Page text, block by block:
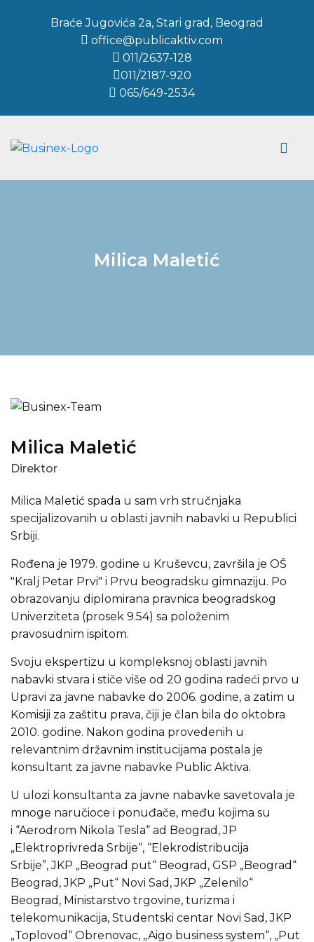
Braće Jugovića 2a, Stari grad, Beograd
office@publicaktiv.com
011/2637-128
011/2187-920
065/649-2534
Milica Maletić
Milica Maletić
Direktor
Milica Maletić spada u sam vrh stručnjaka
specijalizovanih u oblasti javnih nabavki u Republici
Srbiji.
Rođena je 1979. godine u Kruševcu, završila je OŠ
"Kralj Petar Prvi" i Prvu beogradsku gimnaziju. Po
obrazovanju diplomirana pravnica beogradskog
Univerziteta (prosek 9.54) sa položenim
pravosudnim ispitom.
Svoju ekspertizu u kompleksnoj oblasti javnih
nabavki stvara i stiče više od 20 godina radeći prvo u
Upravi za javne nabavke do 2006. godine, a zatim u
Komisiji za zaštitu prava, čiji je član bila do oktobra
2010. godine. Nakon godina provedenih u
relevantnim državnim institucijama postala je
konsultant za javne nabavke Public Aktiva.
U ulozi konsultanta za javne nabavke savetovala je
mnoge naručioce i ponuđače, među kojima su
i “Aerodrom Nikola Tesla“ ad Beograd, JP
„Elektroprivreda Srbije“, “Elekrodistribucija
Srbije”, JKP „Beograd put“ Beograd, GSP „Beograd“
Beograd, JKP „Put“ Novi Sad, JKP „Zelenilo“
Beograd, Ministarstvo trgovine, turizma i
telekomunikacija, Studentski centar Novi Sad, JKP
„Toplovod“ Obrenovac, „Aigo business system“, „Put